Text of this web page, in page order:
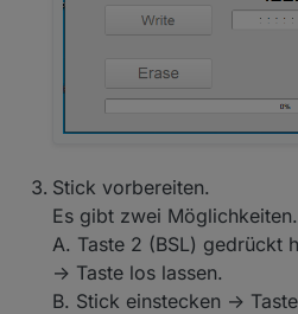
Stick vorbereiten.
Es gibt zwei Möglichkeiten.
A. Taste 2 (BSL) gedrückt
-> Taste los lassen.
B. Stick einstecken ->